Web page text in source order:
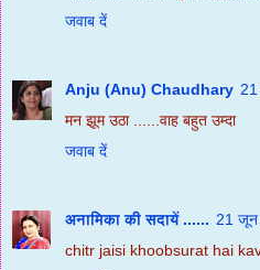
जवाब दें
Anju (Anu) Chaudhary
मन झूम उठा ......वाह बहुत उम्दा
जवाब दें
अनामिका की सदायें ...... 21 जून
chitr jaisi khoobsurat hai